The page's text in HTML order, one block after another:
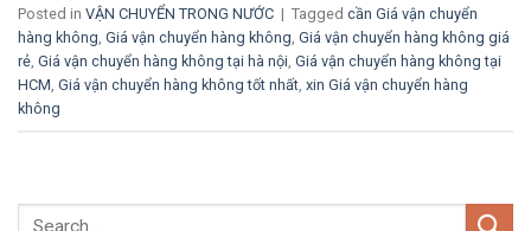
Posted in VẬN CHUYỂN TRONG NƯỚC | Tagged cần Giá vận chuyển
hàng không Giá vận chuyển hàng không Giá vận chuyển hàng không giá
rẻ Giá vận chuyển hàng không tại hà nội Giá vận chuyển hàng không tại
HCM Giá vận chuyển hàng không tốt nhất xin Giá vận chuyển hàng
không